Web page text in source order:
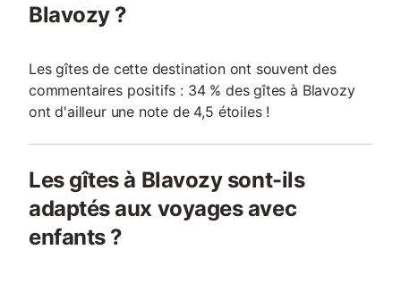
Blavozy ?
Les gîtes de cette destination ont souvent des
commentaires positifs : 34 % des gîtes à Blavozy
ont d'ailleur une note de 4,5 étoiles !
Les gîtes à Blavozy sont-ils
adaptés aux voyages avec
enfants ?